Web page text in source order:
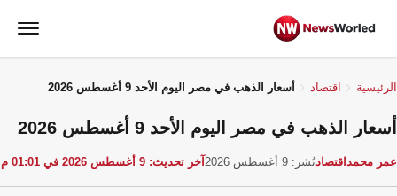
الرئيسية اقتصاد أسعار الذهب في مصر اليوم الأحد 9 أغسطس 2026
أسعار الذهب في مصر اليوم الأحد 9 أغسطس 2026
عمر محمد اقتصادنُشر: 9 أغسطس 2026 آخر تحديث: 9 أغسطس 2026 في 01:01 م